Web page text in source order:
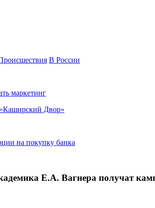
В России
маркетинг
Двор»
на покупку банка
Е.А. Вагнера получат